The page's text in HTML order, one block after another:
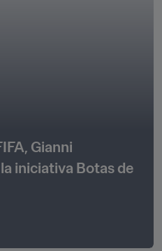
Gianni
iniciativa Botas de